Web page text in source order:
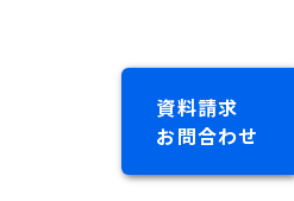
資料請求
お問合わせ